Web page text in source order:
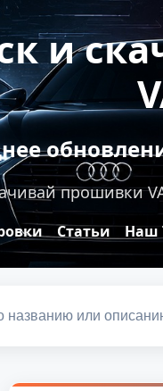
и
прошивки
Статьи Наш